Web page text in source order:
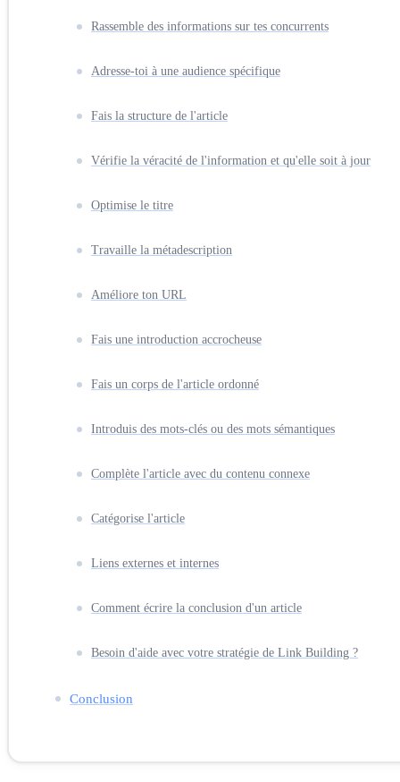
Rassemble des informations sur tes concurrents
Adresse-toi à une audience spécifique
Fais la structure de l'article
Vérifie la véracité de l'information et qu'elle soit à jour
Optimise le titre
Travaille la métadescription
Améliore ton URL
Fais une introduction accrocheuse
Fais un corps de l'article ordonné
Introduis des mots-clés ou des mots sémantiques
Complète l'article avec du contenu connexe
Catégorise l'article
Liens externes et internes
Comment écrire la conclusion d'un article
Besoin d'aide avec votre stratégie de Link Building ?
Conclusion